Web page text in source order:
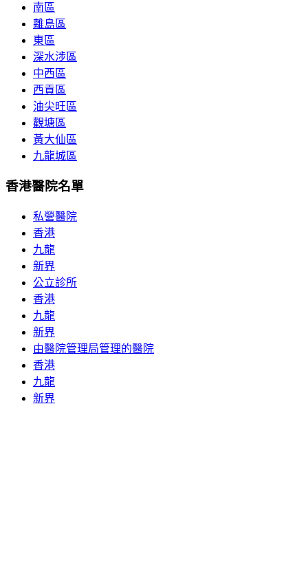
南區
離島區
東區
深水涉區
中西區
西貢區
油尖旺區
觀塘區
黃大仙區
九龍城區
香港醫院名單
私營醫院
香港
九龍
新界
公立診所
香港
九龍
新界
由醫院管理局管理的醫院
香港
九龍
新界